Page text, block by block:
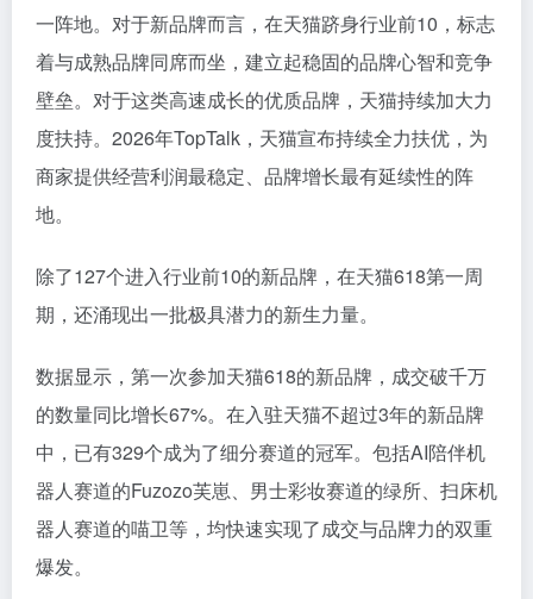
一阵地。对于新品牌而言，在天猫跻身行业前10，标志
着与成熟品牌同席而坐，建立起稳固的品牌心智和竞争
壁垒。对于这类高速成长的优质品牌，天猫持续加大力
度扶持。2026年TopTalk，天猫宣布持续全力扶优，为
商家提供经营利润最稳定、品牌增长最有延续性的阵
地。
除了127个进入行业前10的新品牌，在天猫618第一周
期，还涌现出一批极具潜力的新生力量。
数据显示，第一次参加天猫618的新品牌，成交破千万
的数量同比增长67%。在入驻天猫不超过3年的新品牌
中，已有329个成为了细分赛道的冠军。包括AI陪伴机
器人赛道的Fuzozo芙崽、男士彩妆赛道的绿所、扫床机
器人赛道的喵卫等，均快速实现了成交与品牌力的双重
爆发。